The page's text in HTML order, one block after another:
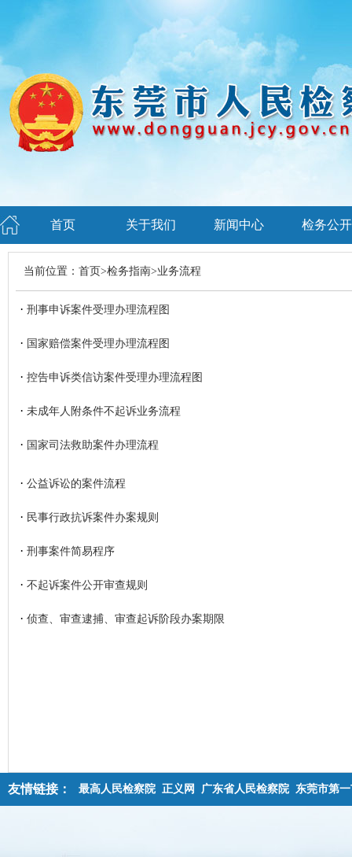
首页 关于我们 新闻中心 检务公开
当前位置： 首页>检务指南>业务流程
· 刑事申诉案件受理办理流程图
· 国家赔偿案件受理办理流程图
· 控告申诉类信访案件受理办理流程图
· 未成年人附条件不起诉业务流程
· 国家司法救助案件办理流程
· 公益诉讼的案件流程
· 民事行政抗诉案件办案规则
· 刑事案件简易程序
· 不起诉案件公开审查规则
· 侦查、审查逮捕、审查起诉阶段办案期限
友情链接： 最高人民检察院 正义网 广东省人民检察院 东莞市第